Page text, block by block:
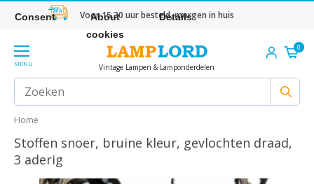
Voor 15.30 uur besteld, morgen in huis
MENU Vintage Lampen & Lamponderdelen
0
Home
Stoffen snoer, bruine kleur, gevlochten draad,
3 aderig
Consent
About
cookies
Details